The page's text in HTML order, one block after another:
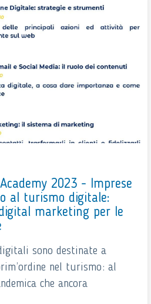
2023 - Imprese
al turismo digitale:
marketing per le
sono destinate a
nel turismo: al
che ancora